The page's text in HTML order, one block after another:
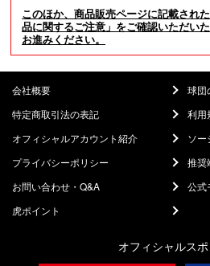
このほか、商品販売ページに記載され
品に関するご注意」をご確認いただい
お進みください。
会社概要
球団
特定商取引法の表記
利用
オフィシャルアカウント紹介
ソー
プライバシーポリシー
推奨
お問い合わせ・Q&A
公式
虎ポイント
オフィシャルス